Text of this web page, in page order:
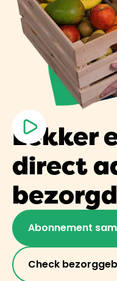
Lekker
direct
Abonnement
Check